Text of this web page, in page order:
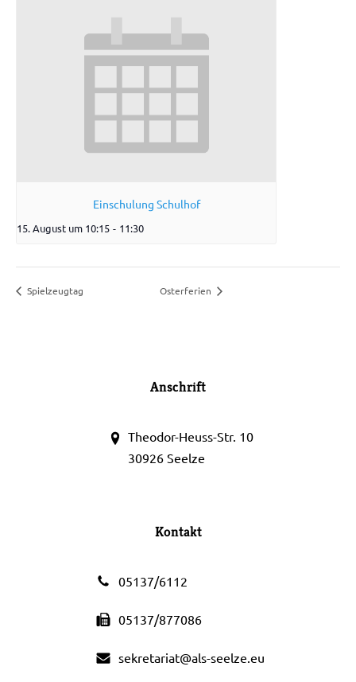
Einschulung Schulhof
15. August um 10:15 - 11:30
Spielzeugtag Osterferien
Anschrift
Theodor-Heuss-Str. 10
30926 Seelze
Kontakt
05137/6112
05137/877086
sekretariat@als-seelze.eu